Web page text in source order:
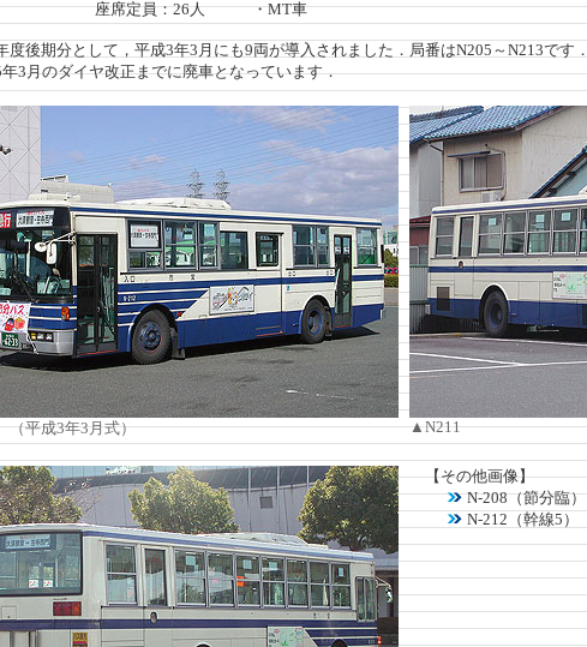
定員：26人 ・MT車
後期分として，平成3年3月にも9両が導入されました．局番はN205～N213です．
3月のダイヤ改正までに廃車となっています．
平成3年3月式） ▲N211
【その他画像】
N-208（節分臨）
N-212（幹線5）